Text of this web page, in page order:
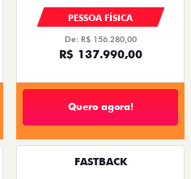
PESSOA FÍSICA
De: R$ 156.280,00
R$ 137.990,00
Quero agora!
FASTBACK